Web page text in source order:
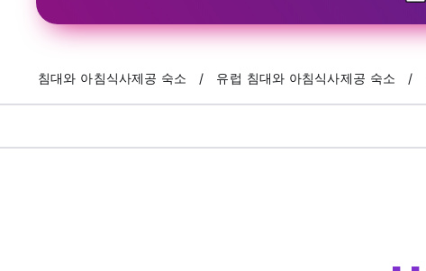
침대와 아침식사제공 숙소 유럽 침대와 아침식사제공 숙소